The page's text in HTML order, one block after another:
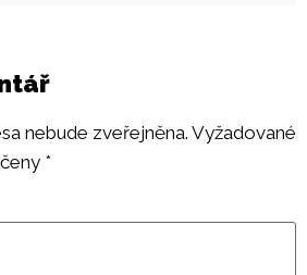
nebude zveřejněna. Vyžadované
*